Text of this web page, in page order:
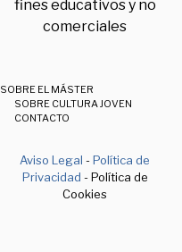
fines educativos y no
comerciales
SOBRE EL MÁSTER
SOBRE CULTURA JOVEN
CONTACTO
Aviso Legal -Política de
Privacidad - Política de
Cookies